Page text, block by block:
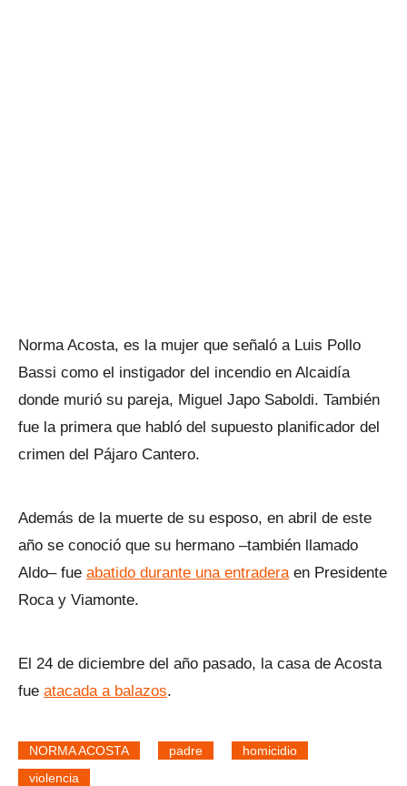
Norma Acosta, es la mujer que señaló a Luis Pollo
Bassi como el instigador del incendio en Alcaidía
donde murió su pareja, Miguel Japo Saboldi. También
fue la primera que habló del supuesto planificador del
crimen del Pájaro Cantero.
Además de la muerte de su esposo, en abril de este
año se conoció que su hermano –también llamado
Aldo– fue abatido durante una entraderaen Presidente
Roca y Viamonte.
El 24 de diciembre del año pasado, la casa de Acosta
fue atacada a balazos.
NORMA ACOSTA padre
homicidio
violencia